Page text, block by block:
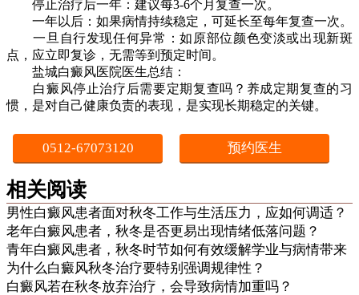
停止治疗后一年：建议每3-6个月复查一次。
一年以后：如果病情持续稳定，可延长至每年复查一次。
一旦自行发现任何异常：如原部位颜色变淡或出现新斑
点，应立即复诊，无需等到预定时间。
盐城白癜风医院医生总结：
白癜风停止治疗后需要定期复查吗？养成定期复查的习
惯，是对自己健康负责的表现，是实现长期稳定的关键。
0512-67073120 预约医生
相关阅读
男性白癜风患者面对秋冬工作与生活压力，应如何调适？
老年白癜风患者，秋冬是否更易出现情绪低落问题？
青年白癜风患者，秋冬时节如何有效缓解学业与病情带来
为什么白癜风秋冬治疗要特别强调规律性？
白癜风若在秋冬放弃治疗，会导致病情加重吗？